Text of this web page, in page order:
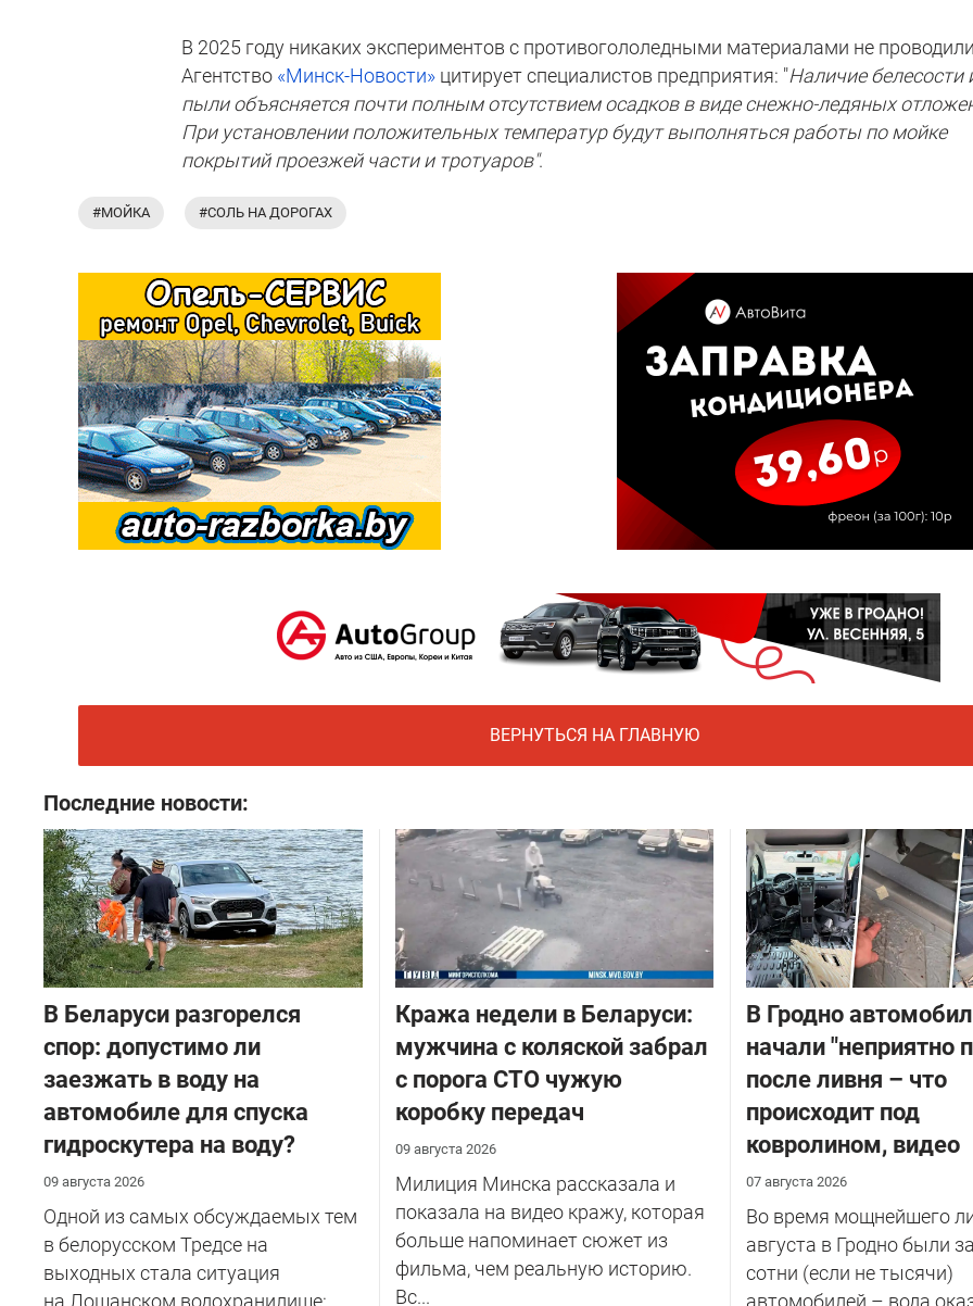
В 2025 году никаких экспериментов с противогололедными материалами не
Агентство «Минск-Новости» цитирует специалистов предприятия: "Наличие белесости
пыли объясняется почти полным отсутствием осадков в виде снежно-ледяных
При установлении положительных температур будут выполняться работы по мойке
покрытий проезжей части и тротуаров".
#МОЙКА #СОЛЬ НА ДОРОГАХ
ВЕРНУТЬСЯ НА ГЛАВНУЮ
Последние новости:
В Беларуси разгорелся
спор: допустимо ли
заезжать в воду на
автомобиле для спуска
гидроскутера на воду?
09 августа 2026
Одной из самых обсуждаемых тем
в белорусском Тредсе на
выходных стала ситуация
на Лошанском водохранилище:
Кража недели в Беларуси:
мужчина с коляской забрал
с порога СТО чужую
коробку передач
09 августа 2026
Милиция Минска рассказала и
показала на видео кражу, которая
больше напоминает сюжет из
фильма, чем реальную историю.
Вс...
В Гродно
начали "неприятно
после ливня – что
происходит под
ковролином, видео
07 августа 2026
Во время мощнейшего
августа в Гродно были
сотни (если не тысячи)
автомобилей – вода